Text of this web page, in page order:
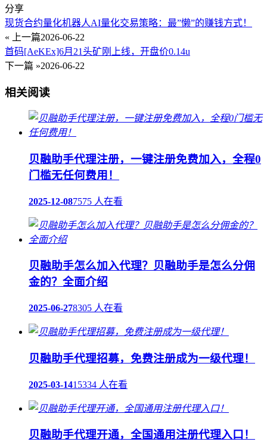
分享
现货合约量化机器人AI量化交易策略：最”懒”的赚钱方式！
« 上一篇2026-06-22
首码[AeKEx]6月21头矿刚上线，开盘价0.14u
下一篇 »2026-06-22
相关阅读
贝融助手代理注册，一键注册免费加入，全程0
门槛无任何费用！
2025-12-087575 人在看
贝融助手怎么加入代理？贝融助手是怎么分佣
金的？全面介绍
2025-06-278305 人在看
贝融助手代理招募，免费注册成为一级代理！
2025-03-1415334 人在看
贝融助手代理开通，全国通用注册代理入口！